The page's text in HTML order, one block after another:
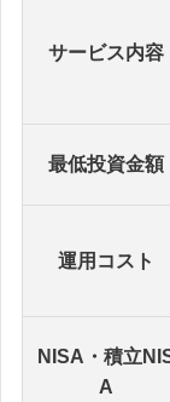
サービス内容
最低投資金額
運用コスト
NISA・積立
A